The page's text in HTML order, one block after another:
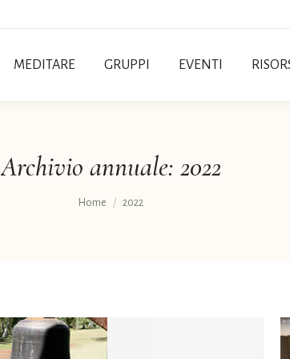
MEDITARE GRUPPI EVENTI
Archivio annuale: 2022
Tu sei qui:
Home 2022